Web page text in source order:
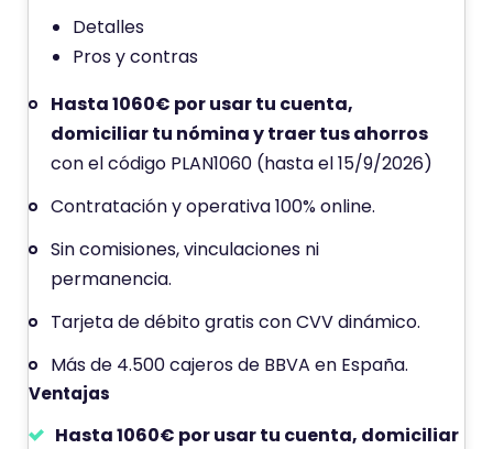
t
u
a
i
ó
n
d
Detalles
Pros y contras
Hasta 1060€ por usar tu cuenta,
domiciliar tu nómina y traer tus ahorros
con el código PLAN1060 (hasta el 15/9/2026)
Contratación y operativa 100% online.
Sin comisiones, vinculaciones ni
permanencia.
Tarjeta de débito gratis con CVV dinámico.
Más de 4.500 cajeros de BBVA en España.
Ventajas
Hasta 1060€ por usar tu cuenta, domiciliar